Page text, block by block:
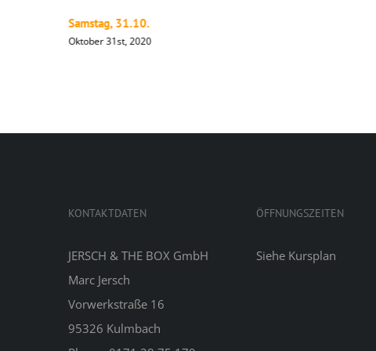
Samstag, 31.10.
Oktober 31st, 2020
KONTAKTDATEN
JERSCH & THE BOX GmbH
Marc Jersch
Vorwerkstraße 16
95326 Kulmbach
ÖFFNUNGSZEITEN
Siehe Kursplan